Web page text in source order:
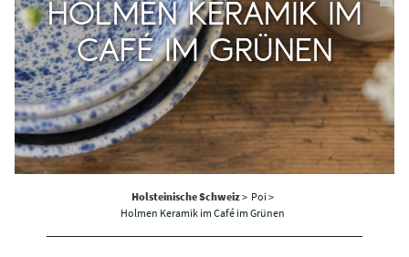
HOLMEN KERAMIK IM
CAFÉ IM GRÜNEN
Holsteinische Schweiz> Poi >
Holmen Keramik im Café im Grünen